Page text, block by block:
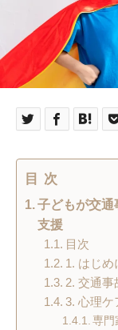
目次
子どもが交通
支援
目次
1. はじめ
2. 交通
3. 心理ケ
専門